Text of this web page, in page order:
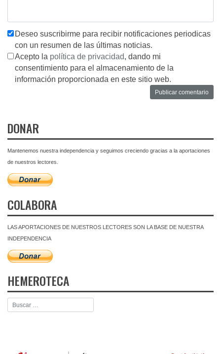
Deseo suscribirme para recibir notificaciones periodicas
con un resumen de las últimas noticias.
Acepto la política de privacidad, dando mi
consentimiento para el almacenamiento de la
información proporcionada en este sitio web.
DONAR
Mantenemos nuestra independencia y seguimos creciendo gracias a la aportaciones
de nuestros lectores.
COLABORA
LAS APORTACIONES DE NUESTROS LECTORES SON LA BASE DE NUESTRA
INDEPENDENCIA
HEMEROTECA